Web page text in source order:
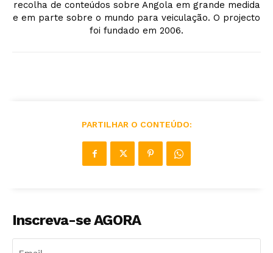
recolha de conteúdos sobre Angola em grande medida
e em parte sobre o mundo para veiculação. O projecto
foi fundado em 2006.
PARTILHAR O CONTEÚDO:
Inscreva-se AGORA